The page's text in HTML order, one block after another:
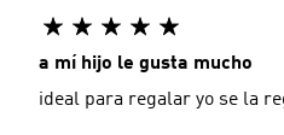
a mí hijo le gusta mucho
ideal para regalar yo se la